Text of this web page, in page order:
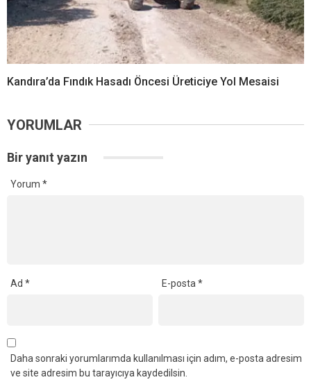
Kandıra’da Fındık Hasadı Öncesi Üreticiye Yol Mesaisi
YORUMLAR
Bir yanıt yazın
Yorum *
Ad * E-posta*
Daha sonraki yorumlarımda kullanılması için adım, e-posta adresim
ve site adresim bu tarayıcıya kaydedilsin.